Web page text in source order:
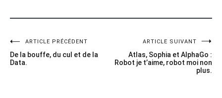
Navigation
de
ARTICLE PRÉCÉDENT
De la bouffe, du cul et de la
Data.
ARTICLE SUIVANT
Atlas, Sophia et AlphaGo :
Robot je t’aime, robot moi non
plus.